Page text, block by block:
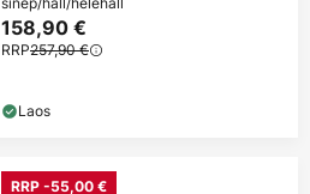
158,90 €
RRP257,90 €
Laos
RRP -55,00 €